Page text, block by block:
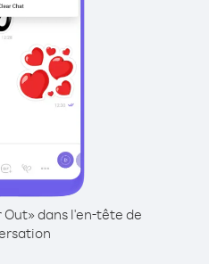
dans l'en-tête de